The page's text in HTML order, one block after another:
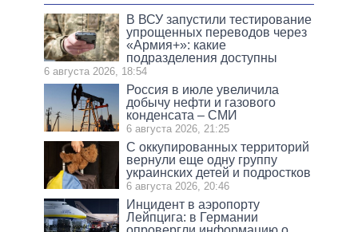
В ВСУ запустили тестирование
упрощенных переводов через
«Армия+»: какие
подразделения доступны
6 августа 2026, 18:54
Россия в июле увеличила
добычу нефти и газового
конденсата – СМИ
6 августа 2026, 21:25
С оккупированных территорий
вернули еще одну группу
украинских детей и подростков
6 августа 2026, 20:46
Инцидент в аэропорту
Лейпцига: в Германии